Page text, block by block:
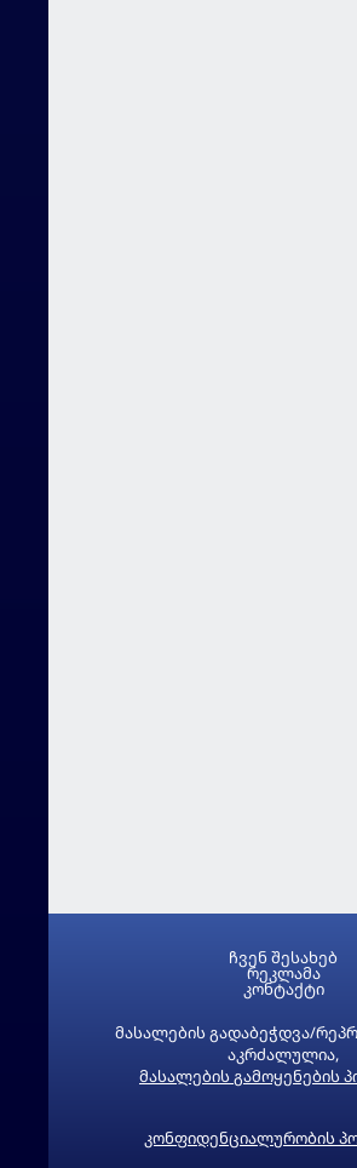
მასალების გადაბეჭდვა/
აკრძალულია,
მასალების გამოყენების
კონფიდენციალურობის
ჩვენ შესახებ
რეკლამა
კონტაქტი